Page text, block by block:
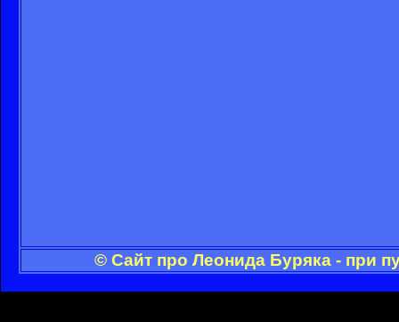
© Сайт про Леонида Буряка - при